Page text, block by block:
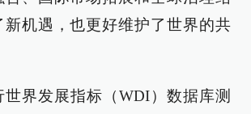
新机遇，也更好维护了世界的共
界发展指标（WDI）数据库测